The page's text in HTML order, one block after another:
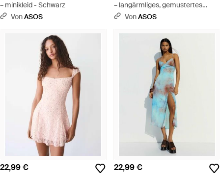
– minikleid - Schwarz
VonASOS
– langärmliges, gemustertes
minikleid - Grau
VonASOS
22,99 € 22,99 €